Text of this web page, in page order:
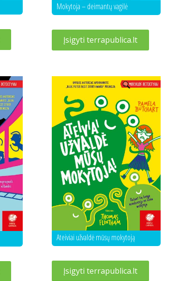
Mokytoja – deimantų vagilė
Įsigyti terrapublica.lt
Ateiviai užvaldė mūsų mokytoją
Įsigyti terrapublica.lt